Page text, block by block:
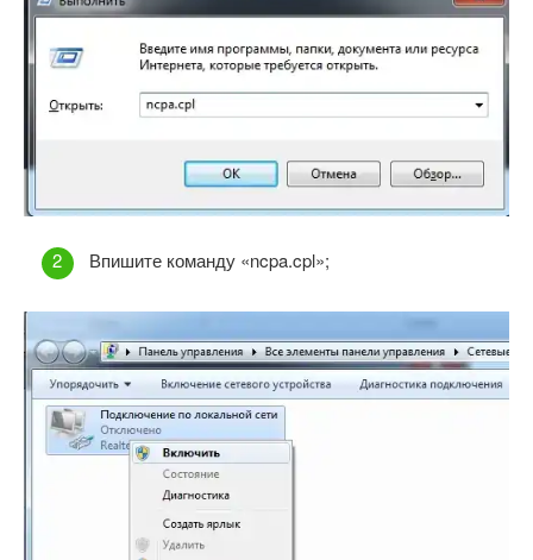
Впишите команду «ncpa.cpl»;